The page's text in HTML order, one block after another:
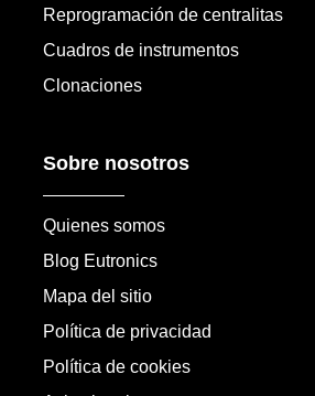
Reprogramación de centralitas
Cuadros de instrumentos
Clonaciones
Sobre nosotros
Quienes somos
Blog Eutronics
Mapa del sitio
Política de privacidad
Política de cookies